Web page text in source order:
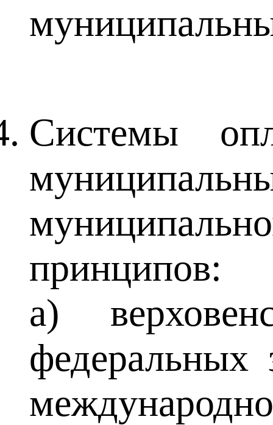
Системы
принципов:
а)